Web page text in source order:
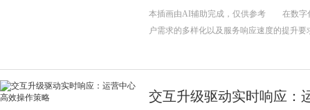
本插画由AI辅助完成，仅供参考 在数字
户需求的多样化以及服务响应速度的提升
交互升级驱动实时响应：